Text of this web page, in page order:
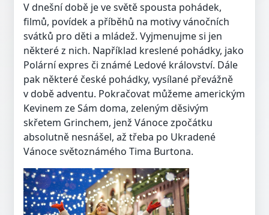
V dnešní době je ve světě spousta pohádek,
filmů, povídek a příběhů na motivy vánočních
svátků pro děti a mládež. Vyjmenujme si jen
některé z nich. Například kreslené pohádky, jako
Polární expres či známé Ledové království. Dále
pak některé české pohádky, vysílané převážně
v době adventu. Pokračovat můžeme americkým
Kevinem ze Sám doma, zeleným děsivým
skřetem Grinchem, jenž Vánoce zpočátku
absolutně nesnášel, až třeba po Ukradené
Vánoce světoznámého Tima Burtona.